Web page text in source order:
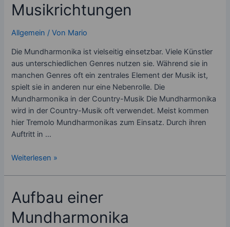
Musikrichtungen
Allgemein / Von Mario
Die Mundharmonika ist vielseitig einsetzbar. Viele Künstler
aus unterschiedlichen Genres nutzen sie. Während sie in
manchen Genres oft ein zentrales Element der Musik ist,
spielt sie in anderen nur eine Nebenrolle. Die
Mundharmonika in der Country-Musik Die Mundharmonika
wird in der Country-Musik oft verwendet. Meist kommen
hier Tremolo Mundharmonikas zum Einsatz. Durch ihren
Auftritt in …
Einsatz
in
unterschiedlichen
Musikrichtungen
Weiterlesen »
Aufbau einer
Mundharmonika